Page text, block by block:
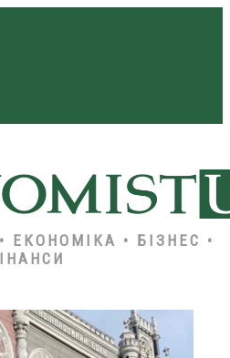
ЕКОНОМІКА • БІЗНЕС •